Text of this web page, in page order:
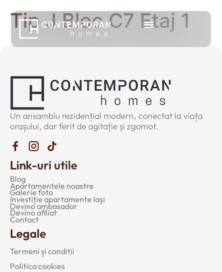
Tip J Bloc C7 Etaj 1
Un ansamblu rezidențial modern, conectat la viața
orașului, dar ferit de agitație și zgomot.
Link-uri utile
Blog
Apartamentele noastre
Galerie foto
Investiție apartamente Iași
Devino ambasador
Devino afiliat
Contact
Legale
Termeni și conditii
Politica cookies